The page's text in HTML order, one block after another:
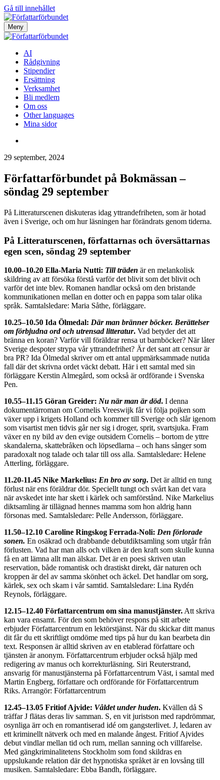
Gå till innehållet
Meny
AI
Rådgivning
Stipendier
Ersättning
Verksamhet
Bli medlem
Om oss
Other languages
Mina sidor
29 september, 2024
Författarförbundet på Bokmässan –
söndag 29 september
På Litteraturscenen diskuteras idag yttrandefriheten, som är hotad
även i Sverige, och om hur läsningen har förändrats genom tiderna.
På Litteraturscenen, författarnas och översättarnas
egen scen, söndag 29 september
10.00–10.20 Ella-Maria Nutti: Till träden är en melankolisk
skildring av att försöka förstå varför det blivit som det blivit och
varför det inte blev. Romanen handlar också om den bristande
kommunikationen mellan en dotter och en pappa som talar olika
språk. Samtalsledare: Maria Såthe, förläggare.
10.25–10.50 Ida Ölmedal: Där man bränner böcker. Berättelser
om förbjudna ord och utrensad litteratur. Vad betyder det att
bränna en koran? Varför vill föräldrar rensa ut barnböcker? När låter
Sverige despoter strypa vår yttrandefrihet? Är det sant att censur är
bra PR? Ida Ölmedal skriver om ett antal uppmärksammade nutida
fall där det skrivna ordet väckt debatt. Här i ett samtal med sin
förläggare Kerstin Almegård, som också är ordförande i Svenska
Pen.
10.55–11.15 Göran Greider: Nu när man är död. I denna
dokumentärroman om Cornelis Vreeswijk får vi följa pojken som
växer upp i krigets Holland och kommer till Sverige och slår igenom
som visartist men tidvis går ner sig i droger, sprit, svartsjuka. Fram
växer en ny bild av den evige outsidern Cornelis – bortom de yttre
skandalerna, skattebråken och löpsedlarna – och hans sånger som
paradoxalt nog talade och talar till oss alla. Samtalsledare: Helene
Atterling, förläggare.
11.20-11.45 Nike Markelius: En bro av sorg. Det är alltid en tung
förlust när ens föräldrar dör. Speciellt tungt och svårt kan det vara
när avskedet inte har skett i kärlek och samförstånd. Nike Markelius
diktsamling är tillägnad hennes mamma som hon aldrig hann
försonas med. Samtalsledare: Pelle Andersson, förläggare.
11.50–12.10 Caroline Ringskog Ferrada-Noli: Den förlorade
sonen. En osäkrad och drabbande debutdiktsamling som utgår från
förlusten. Vad har man alls och vilken är den kraft som skulle kunna
få en att lämna allt man älskar. Det är en poesi skriven utan
reservation, både romantisk och drastiskt direkt, där naturen och
kroppen är del av samma skönhet och äckel. Det handlar om sorg,
kärlek, sex och skam i vår samtid. Samtalsledare: Lina Rydén
Reynols, förläggare.
12.15–12.40 Författarcentrum om sina manustjänster. Att skriva
kan vara ensamt. För den som behöver respons på sitt arbete
erbjuder Författarcentrum en lektörstjänst. När du skickar ditt manus
dit får du ett skriftligt omdöme med tips på hur du kan bearbeta din
text. Responsen är alltid skriven av en etablerad författare och
tjänsten är anonym. Författarcentrum erbjuder också hjälp med
redigering av manus och korrekturläsning. Siri Reuterstrand,
ansvarig för manustjänsterna på Författarcentrum Väst, i samtal med
Martin Engberg, författare och ordförande för Författarcentrum
Riks. Arrangör: Författarcentrum
12.45–13.05 Fritiof Ajvide: Våldet under huden. Kvällen då S
träffar J flätas deras liv samman. S, en vit juristson med rapdrömmar,
osynliga ärr och en romantiserad idé om gangsterlivet. J, ledaren av
ett kriminellt nätverk och med en malande ångest. Fritiof Ajvides
debut vindlar mellan tid och rum, mellan sanning och villfarelse.
Med gängkriminalitetens Stockholm som fond skildras en
uppslukande relation där det hypnotiska språket är en lovsång till
musiken. Samtalsledare: Ebba Bandh, förläggare.